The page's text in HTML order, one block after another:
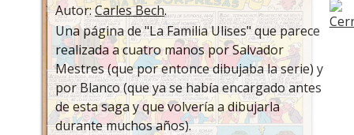
Autor:Carles Bech.
Una página de "La Familia Ulises" que parece
realizada a cuatro manos por Salvador
Mestres (que por entonce dibujaba la serie) y
por Blanco (que ya se había encargado antes
de esta saga y que volvería a dibujarla
durante muchos años).